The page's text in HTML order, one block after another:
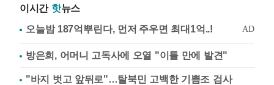
이시간 핫뉴스
방은희, 어머니 고독사에 오열 "이틀 만에 발견"
"바지 벗고 앞뒤로"…탈북민 고백한 기쁨조 검사